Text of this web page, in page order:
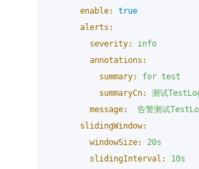
enable:
true
alerts:
severity:
info
annotations:
summary:
for test
summaryCn:
测试
message:
告警测试
slidingWindow:
windowSize:
20s
slidingInterval:
10s